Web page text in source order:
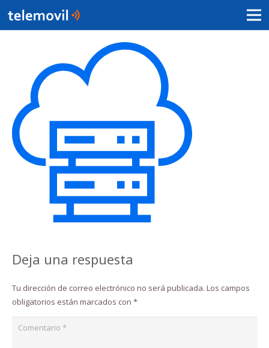
Deja una respuesta
Tu dirección de correo electrónico no será publicada. Los campos
obligatorios están marcados con *